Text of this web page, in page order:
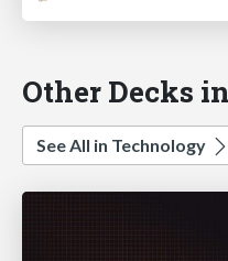
Other Decks
See All in Technology